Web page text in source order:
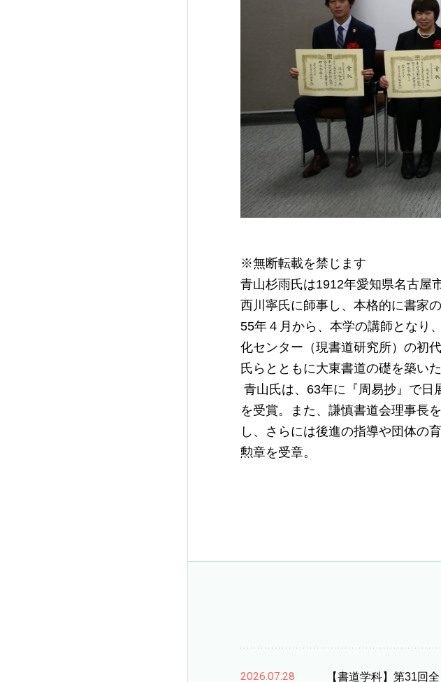
※無断転載を禁じます
青山杉雨氏は1912年愛知県名古屋
西川寧氏に師事し、本格的に書家
55年４月から、本学の講師となり
化センター（現書道研究所）の初
氏らとともに大東書道の礎を築いた
青山氏は、63年に『周易抄』で日
を受賞。また、謙慎書道会理事長
し、さらには後進の指導や団体の
勲章を受章。
2026.07.28 【書道学科】第31回